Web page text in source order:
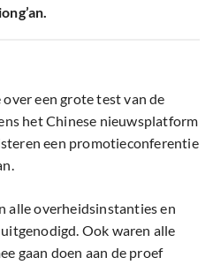
een grote test van de
het Chinese nieuwsplatform
een promotieconferentie
alle overheidsinstanties en
Ook waren alle
gaan doen aan de proef